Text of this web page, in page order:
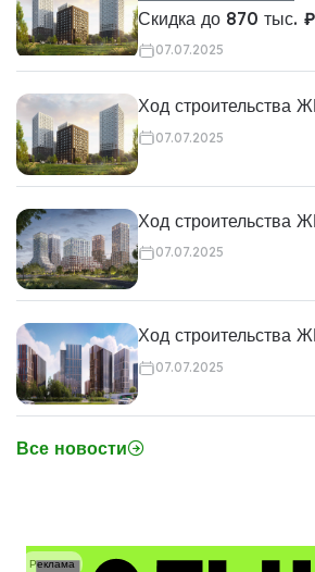
Скидка до 870 тыс. ₽
07.07.2025
Ход строительства
07.07.2025
Ход строительства
07.07.2025
Ход строительства
07.07.2025
Все новости
Реклама